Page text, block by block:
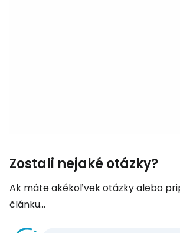
Zostali nejaké otázky?
Ak máte akékoľvek otázky alebo
článku...